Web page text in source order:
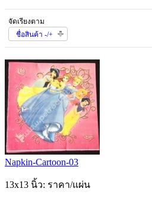
จัดเรียงตาม
ชื่อสินค้า -/+
Napkin-Cartoon-03
13x13 นิ้ว: ราคา/แผ่น